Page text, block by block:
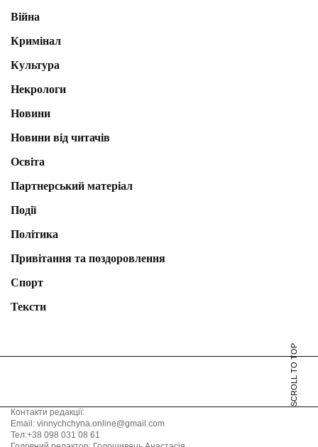
Війна
Кримінал
Культура
Некрологи
Новини
Новини від читачів
Освіта
Партнерський матеріал
Події
Політика
Привітання та поздоровлення
Спорт
Тексти
SCROLL TO TOP
Контакти редакції:
Email: vinnychchyna.online@gmail.com
Тел:+38 098 031 08 61